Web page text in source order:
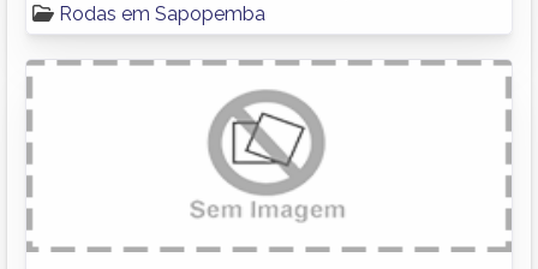
Rodas em Sapopemba